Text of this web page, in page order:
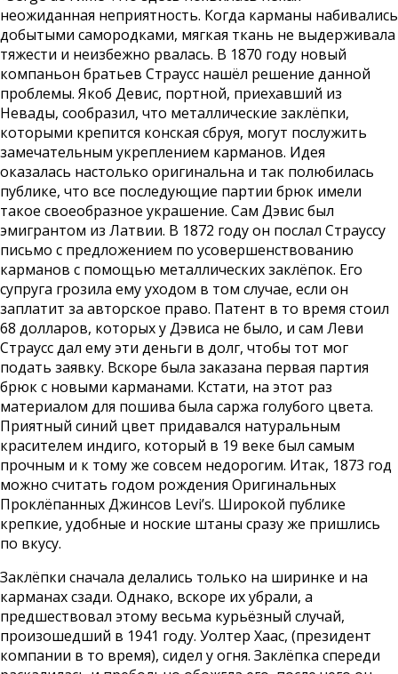
неожиданная неприятность. Когда карманы набивались
добытыми самородками, мягкая ткань не выдерживала
тяжести и неизбежно рвалась. В 1870 году новый
компаньон братьев Страусс нашёл решение данной
проблемы. Якоб Девис, портной, приехавший из
Невады, сообразил, что металлические заклёпки,
которыми крепится конская сбруя, могут послужить
замечательным укреплением карманов. Идея
оказалась настолько оригинальна и так полюбилась
публике, что все последующие партии брюк имели
такое своеобразное украшение. Сам Дэвис был
эмигрантом из Латвии. В 1872 году он послал Страуссу
письмо с предложением по усовершенствованию
карманов с помощью металлических заклёпок. Его
супруга грозила ему уходом в том случае, если он
заплатит за авторское право. Патент в то время стоил
68 долларов, которых у Дэвиса не было, и сам Леви
Страусс дал ему эти деньги в долг, чтобы тот мог
подать заявку. Вскоре была заказана первая партия
брюк с новыми карманами. Кстати, на этот раз
материалом для пошива была саржа голубого цвета.
Приятный синий цвет придавался натуральным
красителем индиго, который в 19 веке был самым
прочным и к тому же совсем недорогим. Итак, 1873 год
можно считать годом рождения Оригинальных
Проклёпанных Джинсов Levi’s. Широкой публике
крепкие, удобные и ноские штаны сразу же пришлись
по вкусу.
Заклёпки сначала делались только на ширинке и на
карманах сзади. Однако, вскоре их убрали, а
предшествовал этому весьма курьёзный случай,
произошедший в 1941 году. Уолтер Хаас, (президент
компании в то время), сидел у огня. Заклёпка спереди